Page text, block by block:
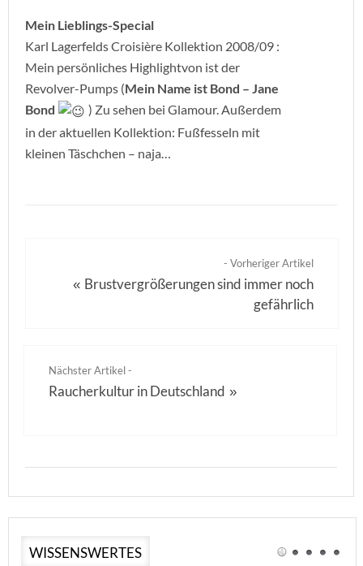
Mein Lieblings-Special
Karl Lagerfelds Croisière Kollektion 2008/09 :
Mein persönliches Highlightvon ist der
Revolver-Pumps (Mein Name ist Bond – Jane
Bond
) Zu sehen bei Glamour. Außerdem
in der aktuellen Kollektion: Fußfesseln mit
kleinen Täschchen – naja…
- Vorheriger Artikel
« Brustvergrößerungen sind immer noch
gefährlich
Nächster Artikel -
Raucherkultur in Deutschland »
WISSENSWERTES